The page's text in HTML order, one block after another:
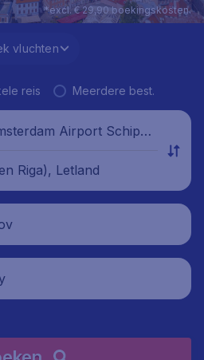
*excl. € 29,90 boekingskosten.
vluchten
reis Meerdere best.
Airport Schipho
Riga), Letland